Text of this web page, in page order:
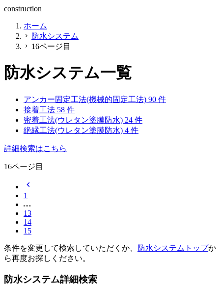
construction
ホーム
chevron_right 防水システム
chevron_right 16ページ目
防水システム一覧
アンカー固定工法(機械的固定工法) 90 件
接着工法 58 件
密着工法(ウレタン塗膜防水) 24 件
絶縁工法(ウレタン塗膜防水) 4 件
詳細検索はこちら
16ページ目
chevron_left
1
13
14
15
条件を変更して検索していただくか、 防水システムトップか
ら再度お探しください。
防水システム詳細検索